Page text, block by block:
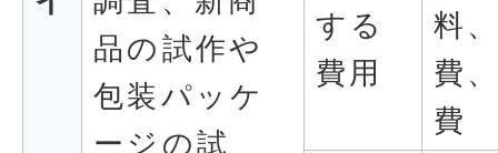
品の試作や
包装パッケ
ージの試
する
費用
料
費
費